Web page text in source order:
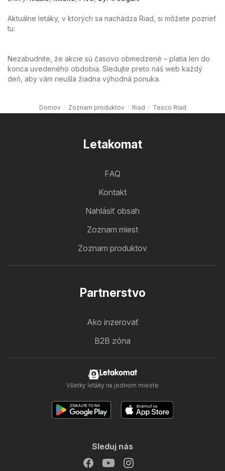
Aktuálne letáky, v ktorých sa nachádza Riad, si môžete pozrieť
tu:
Nezabudnite, že akcie sú časovo obmedzené – platia len do
konca uvedeného obdobia. Sledujte preto náš web každý
deň, aby vám neušla žiadna výhodná ponuka.
Domov Zoznam produktov Riad Tesco Riad
Letakomat
FAQ
Kontakt
Nahlásiť obsah
Zoznam miest
Zoznam produktov
Partnerstvo
Ako inzerovať
B2B zóna
Letakomat
Všetky letáky na jednom mieste
Sleduj nás